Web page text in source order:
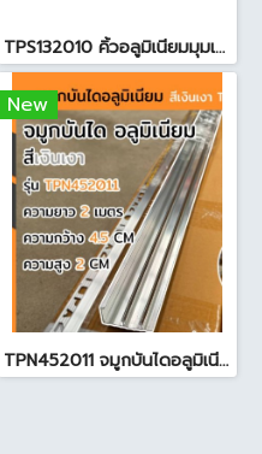
TPS132010 คิ้วอลูมิเนียมมุมเหลี่ยมกลาง สีงา 13mm.x2.0m.
New
TPN452011 จมูกบันไดอลูมิเนียม ( 4.5x2.0m ) เงินเงา